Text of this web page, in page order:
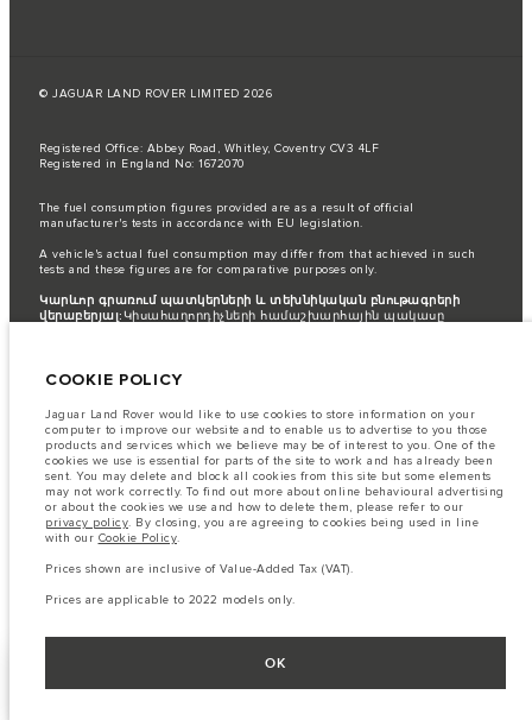
© JAGUAR LAND ROVER LIMITED 2026
Registered Office: Abbey Road, Whitley, Coventry CV3 4LF
Registered in England No: 1672070
The fuel consumption figures provided are as a result of official
manufacturer's tests in accordance with EU legislation.
A vehicle's actual fuel consumption may differ from that achieved in such
tests and these figures are for comparative purposes only.
Կարևոր գրառում պատկերների և տեխնիկական բնութագրերի
վերաբերյալ:Կիսահաղորդիչների համաշխարհային պակասը
օգտագործվող պատկերները կարող են ամբողջությամբ
գունային սխեմաների ընթացիկ տեխնիկական բնութագրերը:
Խնդրում ենք խորհրդակցել ձեր մանրածախ վաճառողի հետ, ով
կկարողանա ներկայացնել ձեզ առկա ցանկացած
սահմանափակում՝ ճիշտ ընտրություն կատարելու համար
The information, specification, engines and colours on this website are based
on European specification and may vary from market to market and are
subject to change without notice. Some vehicles are shown with optional
equipment that may not be available in all markets. Please contact your
local retailer for local availability and prices.
Prices shown are inclusive of Value-Added Tax (VAT).
Prices are applicable to 2026 models only.
COOKIE POLICY
Jaguar Land Rover would like to use cookies to store information on your
computer to improve our website and to enable us to advertise to you those
products and services which we believe may be of interest to you. One of the
cookies we use is essential for parts of the site to work and has already been
sent. You may delete and block all cookies from this site but some elements
may not work correctly. To find out more about online behavioural advertising
or about the cookies we use and how to delete them, please refer to our
privacy policy. By closing, you are agreeing to cookies being used in line
with our Cookie Policy.
Prices shown are inclusive of Value-Added Tax (VAT).
Prices are applicable to 2022 models only.
OK
ՑՈՒՑԱԴՐԵԼ ԱՎԵԼԻՆ
ՀԱՄԱՏԵՂԵԼԻՈՒԹՅՈՒՆԸ